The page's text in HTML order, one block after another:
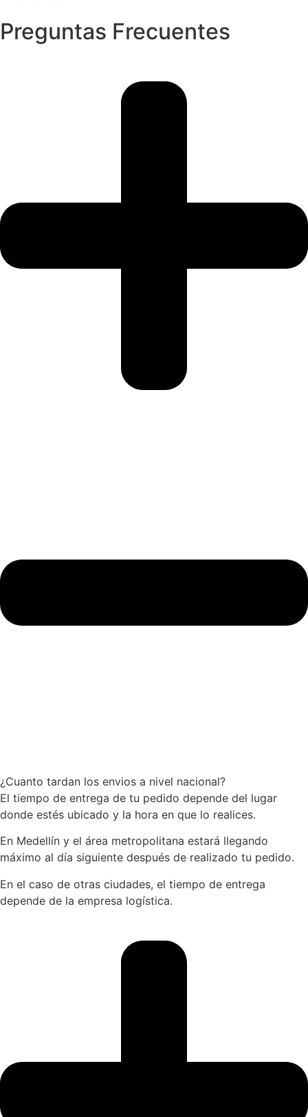
Preguntas Frecuentes
¿Cuanto tardan los envios a nivel nacional?
El tiempo de entrega de tu pedido depende del lugar
donde estés ubicado y la hora en que lo realices.
En Medellín y el área metropolitana estará llegando
máximo al día siguiente después de realizado tu pedido.
En el caso de otras ciudades, el tiempo de entrega
depende de la empresa logística.